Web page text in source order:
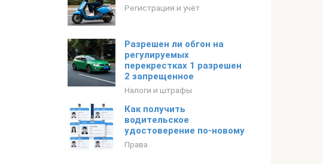
Регистрация и учёт
Разрешен ли обгон на
регулируемых
перекрестках 1 разрешен
2 запрещенное
Налоги и штрафы
Как получить
водительское
удостоверение по-новому
Права